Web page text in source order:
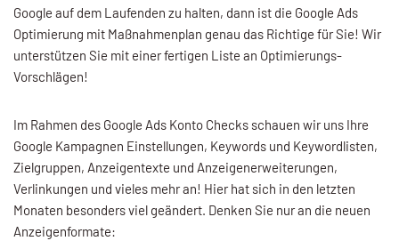
Google auf dem Laufenden zu halten, dann ist die Google Ads
Optimierung mit Maßnahmenplan genau das Richtige für Sie! Wir
unterstützen Sie mit einer fertigen Liste an Optimierungs-
Vorschlägen!
Im Rahmen des Google Ads Konto Checks schauen wir uns Ihre
Google Kampagnen Einstellungen, Keywords und Keywordlisten,
Zielgruppen, Anzeigentexte und Anzeigenerweiterungen,
Verlinkungen und vieles mehr an! Hier hat sich in den letzten
Monaten besonders viel geändert. Denken Sie nur an die neuen
Anzeigenformate: